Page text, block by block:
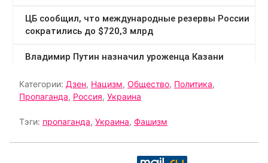
Категории: Дзен, Нацизм, Общество, Политика,
Пропаганда, Россия, Украина
Тэги: пропаганда, Украина, Фашизм